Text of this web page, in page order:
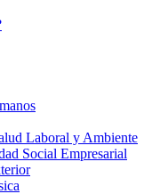
Laboral y Ambiente
Social Empresarial